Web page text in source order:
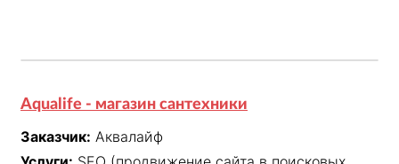
Aqualife - магазин сантехники
Заказчик: Аквалайф